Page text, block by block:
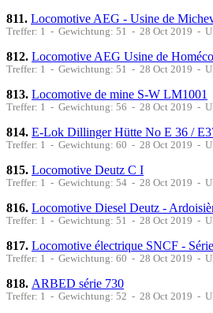
811. Locomotive AEG - Usine de
Treffer: 1 - Gewichtung: 51 - 28 Oct 2019 -
812. Locomotive AEG Usine de
Treffer: 1 - Gewichtung: 51 - 28 Oct 2019 -
813. Locomotive de mine S-W LM1001
Treffer: 1 - Gewichtung: 56 - 28 Oct 2019 -
814. E-Lok Dillinger Hütte No E 36 /
Treffer: 1 - Gewichtung: 60 - 28 Oct 2019 -
815. Locomotive Deutz C I
Treffer: 1 - Gewichtung: 54 - 28 Oct 2019 -
816. Locomotive Diesel Deutz -
Treffer: 1 - Gewichtung: 51 - 28 Oct 2019 -
817. Locomotive électrique SNCF -
Treffer: 1 - Gewichtung: 60 - 28 Oct 2019 -
818. ARBED série 730
Treffer: 1 - Gewichtung: 52 - 28 Oct 2019 -